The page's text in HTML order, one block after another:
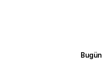
Bugün